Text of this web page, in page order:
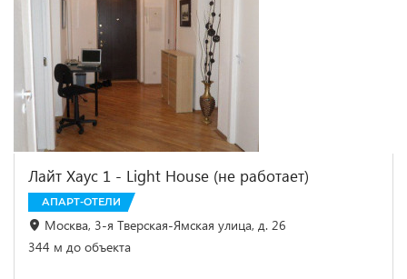
Лайт Хаус 1 - Light House (не работает)
АПАРТ-ОТЕЛИ
Москва, 3-я Тверская-Ямская улица, д. 26
344 м до объекта